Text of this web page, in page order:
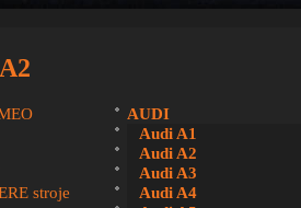
AUDI
Audi A1
Audi A2
Audi A3
Audi A4
DACIA
HONDA
IVECO
stroje
KIA